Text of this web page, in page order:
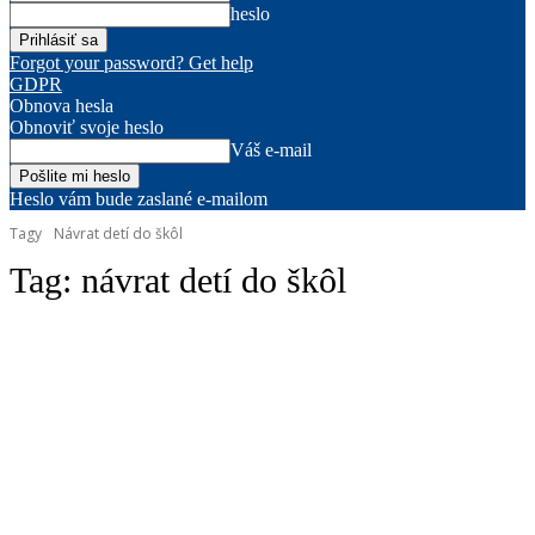
heslo
Forgot your password? Get help
GDPR
Obnova hesla
Obnoviť svoje heslo
Váš e-mail
Heslo vám bude zaslané e-mailom
Tagy
Návrat detí do škôl
Tag: návrat detí do škôl